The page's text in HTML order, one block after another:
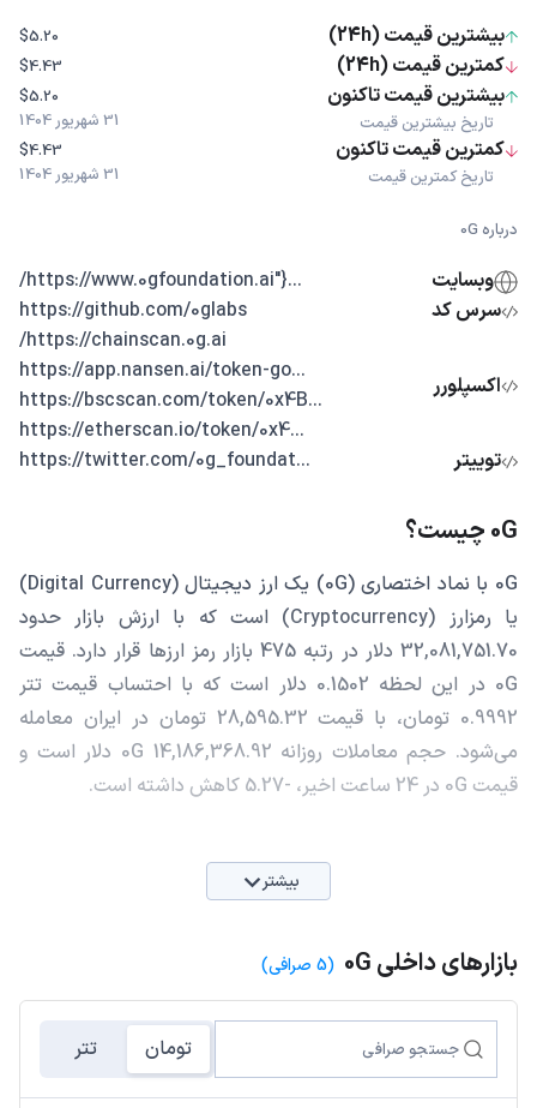
بیشترین قیمت (24h) $5.20
کمترین قیمت (24h) $4.43
بیشترین قیمت تاکنون
تاریخ بیشترین قیمت
$5.20
31 شهریور 1404
کمترین قیمت تاکنون
تاریخ کمترین قیمت
$4.43
31 شهریور 1404
درباره 0G
وبسایت
...{"https://www.0gfoundation.ai/
سرس کد
https://github.com/0glabs
اکسپلورر
https://chainscan.0g.ai/
...https://app.nansen.ai/token-go
...https://bscscan.com/token/0x4B
...https://etherscan.io/token/0x4
توییتر
...https://twitter.com/0g_foundat
0G چیست؟
0G با نماد اختصاری (0G) یک ارز دیجیتال (Digital Currency)
یا رمزارز (Cryptocurrency) است که با ارزش بازار حدود
32,081,751.70 دلار در رتبه 475 بازار رمز ارزها قرار دارد. قیمت
0G در این لحظه 0.1502 دلار است که با احتساب قیمت تتر
0.9992 تومان، با قیمت 28,595.32 تومان در ایران معامله
می‌شود. حجم معاملات روزانه 0G 14,186,368.92 دلار است و
قیمت 0G در 24 ساعت اخیر، -5.27 کاهش داشته است.
بیشتر
بازارهای داخلی 0G (5 صرافی)
تومان تتر